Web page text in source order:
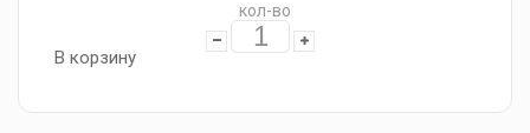
кол-во
В корзину